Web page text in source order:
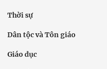
Thời sự
Dân tộc và Tôn giáo
Giáo dục